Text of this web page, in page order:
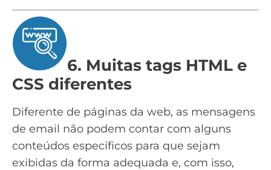
6. Muitas tags HTML e
CSS diferentes
Diferente de páginas da web, as mensagens
de email não podem contar com alguns
conteúdos específicos para que sejam
exibidas da forma adequada e, com isso,